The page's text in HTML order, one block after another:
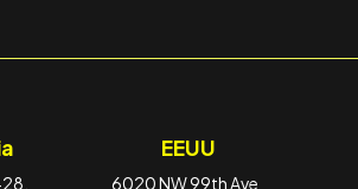
EEUU
6020 NW 99th Ave